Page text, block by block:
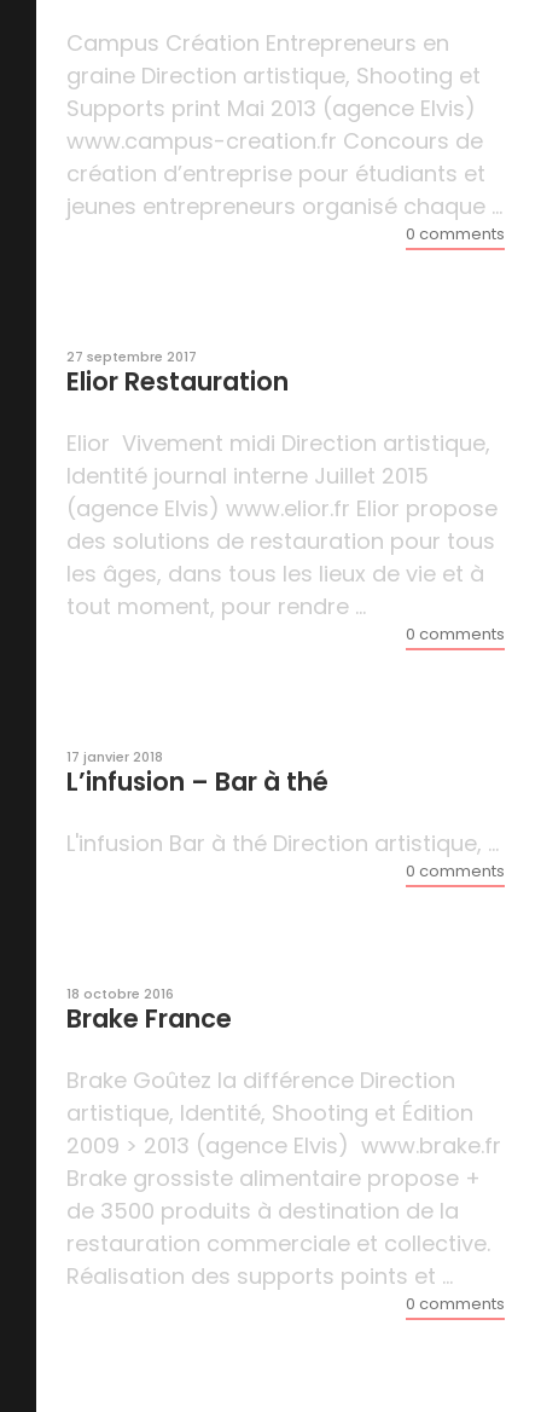
Campus Création Entrepreneurs en
graine Direction artistique, Shooting et
Supports print Mai 2013 (agence Elvis)
www.campus-creation.fr Concours de
création d’entreprise pour étudiants et
jeunes entrepreneurs organisé chaque ...
0 comments
27 septembre 2017
Elior Restauration
Elior Vivement midi Direction artistique,
Identité journal interne Juillet 2015
(agence Elvis) www.elior.fr Elior propose
des solutions de restauration pour tous
les âges, dans tous les lieux de vie et à
tout moment, pour rendre ...
0 comments
17 janvier 2018
L’infusion – Bar à thé
L'infusion Bar à thé Direction artistique, ...
0 comments
18 octobre 2016
Brake France
Brake Goûtez la différence Direction
artistique, Identité, Shooting et Édition
2009 > 2013 (agence Elvis) www.brake.fr
Brake grossiste alimentaire propose +
de 3500 produits à destination de la
restauration commerciale et collective.
Réalisation des supports points et ...
0 comments